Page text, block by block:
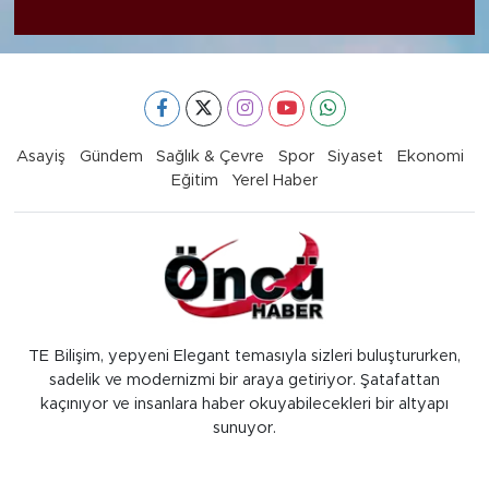
Asayiş Gündem Sağlık & Çevre Spor Siyaset
Ekonomi
Eğitim
Yerel Haber
TE Bilişim, yepyeni Elegant temasıyla sizleri buluştururken,
sadelik ve modernizmi bir araya getiriyor. Şatafattan
kaçınıyor ve insanlara haber okuyabilecekleri bir altyapı
sunuyor.